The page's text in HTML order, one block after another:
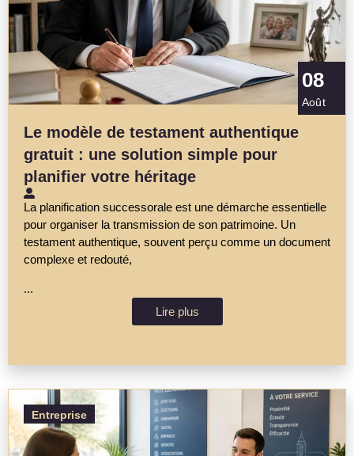
08
Août
Le modèle de testament authentique
gratuit : une solution simple pour
planifier votre héritage
La planification successorale est une démarche essentielle
pour organiser la transmission de son patrimoine. Un
testament authentique, souvent perçu comme un document
complexe et redouté,
...
Lire plus
Entreprise